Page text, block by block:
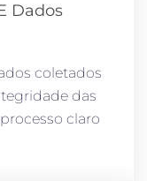
Dados
coletados
das
claro